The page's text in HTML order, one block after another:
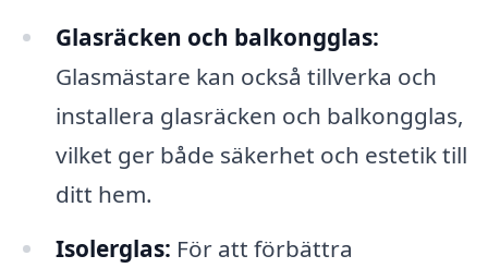
Glasräcken och balkongglas:
Glasmästare kan också tillverka och
installera glasräcken och balkongglas,
vilket ger både säkerhet och estetik till
ditt hem.
Isolerglas: För att förbättra